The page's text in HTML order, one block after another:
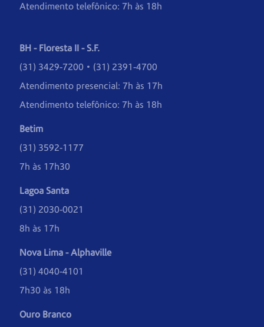
Atendimento telefônico: 7h às 18h
BH - Floresta II - S.F.
(31) 3429-7200 • (31) 2391-4700
Atendimento presencial: 7h às 17h
Atendimento telefônico: 7h às 18h
Betim
(31) 3592-1177
7h às 17h30
Lagoa Santa
(31) 2030-0021
8h às 17h
Nova Lima - Alphaville
(31) 4040-4101
7h30 às 18h
Ouro Branco